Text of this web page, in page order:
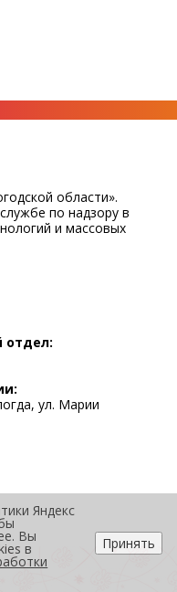
области».
по надзору в
и массовых
решения о
аналитический центр
Вологодская обл., г.
Григорьевна
данных
информации
за достоверность
объявлениях.
отдел:
ул. Марии
Яндекс
Вы
в Принять